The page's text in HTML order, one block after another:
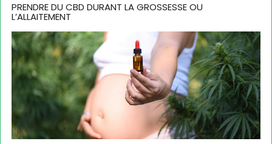
PRENDRE DU CBD DURANT LA GROSSESSE OU
L’ALLAITEMENT